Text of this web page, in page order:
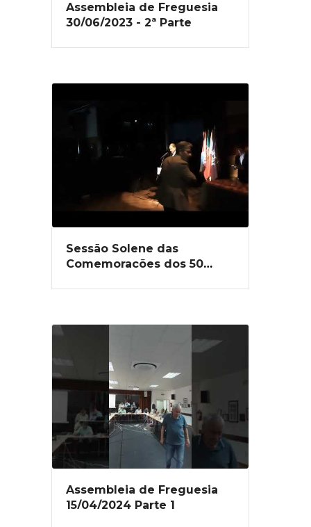
Assembleia de Freguesia
30/06/2023 - 2ª Parte
Sessão Solene das
Comemorações dos 50
Assembleia de Freguesia
15/04/2024 Parte 1